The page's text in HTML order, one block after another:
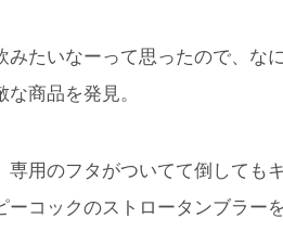
みたいなーって思ったので、な
な商品を発見。
専用のフタがついてて倒しても
コックのストロータンブラー